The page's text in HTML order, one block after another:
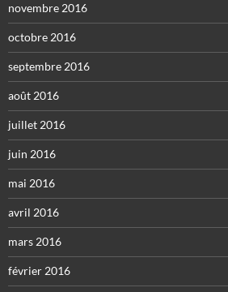
novembre 2016
octobre 2016
septembre 2016
août 2016
juillet 2016
juin 2016
mai 2016
avril 2016
mars 2016
février 2016